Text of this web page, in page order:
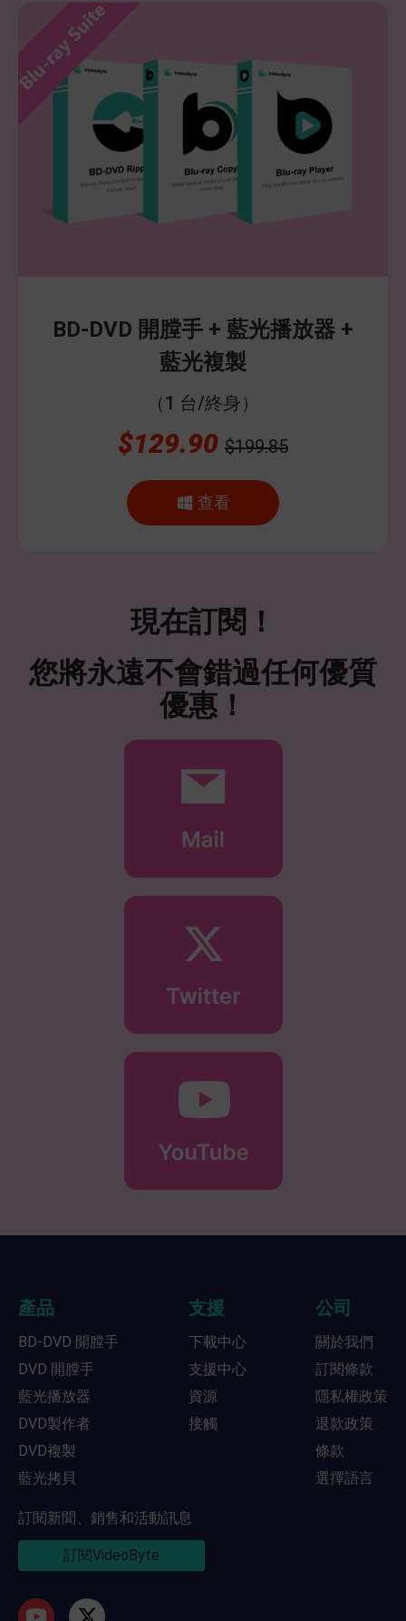
BD-DVD 開膛手 + 藍光播放器 +
藍光複製
（1 台/終身）
$129.90 $199.85
查看
現在訂閱！
您將永遠不會錯過任何優質
優惠！
產品
BD-DVD 開膛手
DVD 開膛手
藍光播放器
DVD製作者
DVD複製
藍光拷貝
支援
下載中心
支援中心
資源
接觸
公司
關於我們
訂閱條款
隱私權政策
退款政策
條款
選擇語言
訂閱新聞、銷售和活動訊息
訂閱VideoByte